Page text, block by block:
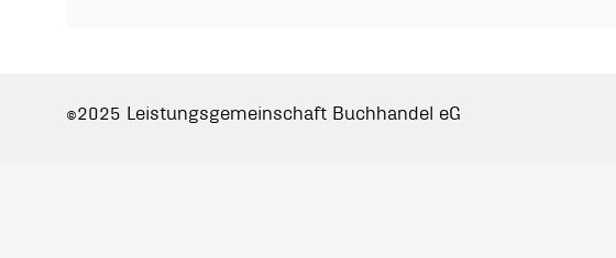
©2025 Leistungsgemeinschaft Buchhandel eG